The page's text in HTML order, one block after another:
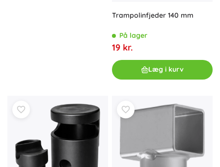
Trampolinfjeder 140 mm
På lager
19 kr.
Læg i kurv